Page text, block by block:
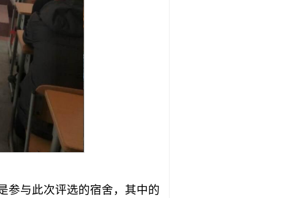
参与此次评选的宿舍，其中的